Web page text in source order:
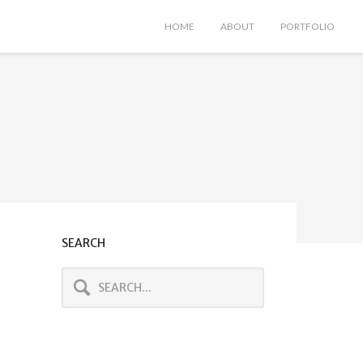
HOME ABOUT PORTFOLIO
SEARCH